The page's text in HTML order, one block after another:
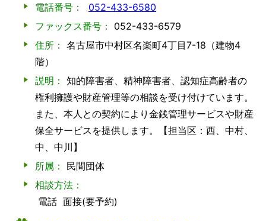
電話番号：
052-433-6580
ファックス番号：
052-433-6579
住所： 名古屋市中村区名楽町4丁目7-18（建物4
階）
説明： 知的障害者、精神障害者、認知症高齢者の
権利擁護や財産管理等の相談を受け付けています。
また、本人との契約により金銭管理サービスや財産
保全サービスを提供します。【担当区：西、中村、
中、中川】
所属：
民間団体
相談方法：
電話 面接(要予約)